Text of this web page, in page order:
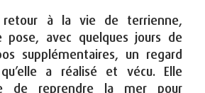
retour à la vie de terrienne,
pose, avec quelques jours de
supplémentaires, un regard
a réalisé et vécu. Elle
de reprendre la mer pour